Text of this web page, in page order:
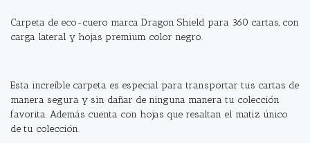
Carpeta de eco-cuero marca Dragon Shield para 360 cartas, con
carga lateral y hojas premium color negro.
Esta increíble carpeta es especial para transportar tus cartas de
manera segura y sin dañar de ninguna manera tu colección
favorita. Además cuenta con hojas que resaltan el matiz único
de tu colección.